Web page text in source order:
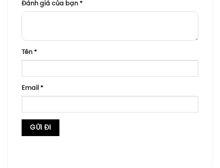
Đánh giá của bạn *
Tên *
Email *